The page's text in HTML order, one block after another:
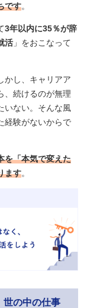
です。
3年以内に35％が辞
活 」をおこなって
かし、キャリアア
、続けるのが無理
いない。そんな風
経験がないからで
を「本気で変えた
ます。
世の中の仕事